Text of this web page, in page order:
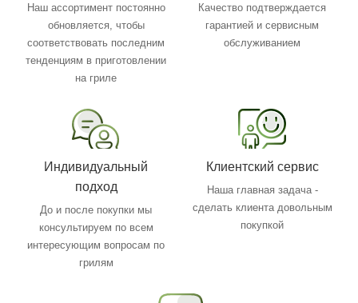
Наш ассортимент постоянно
обновляется, чтобы
соответствовать последним
тенденциям в приготовлении
на гриле
Качество подтверждается
гарантией и сервисным
обслуживанием
Индивидуальный
подход
До и после покупки мы
консультируем по всем
интересующим вопросам по
грилям
Клиентский сервис
Наша главная задача -
сделать клиента довольным
покупкой